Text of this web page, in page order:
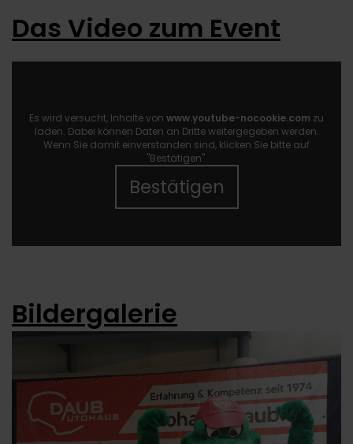
Das Video zum Event
Es wird versucht, Inhalte von www.youtube-nocookie.com zu
laden. Dabei können Daten an Dritte weitergegeben werden.
Wenn Sie damit einverstanden sind, klicken Sie bitte auf
"Bestätigen".
Bestätigen
Bildergalerie